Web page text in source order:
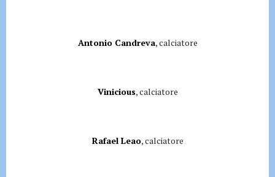
Antonio Candreva, calciatore
Vinicious, calciatore
Rafael Leao, calciatore